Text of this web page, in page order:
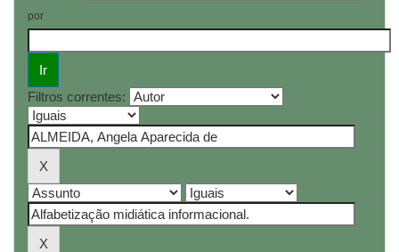
por
Filtros correntes: